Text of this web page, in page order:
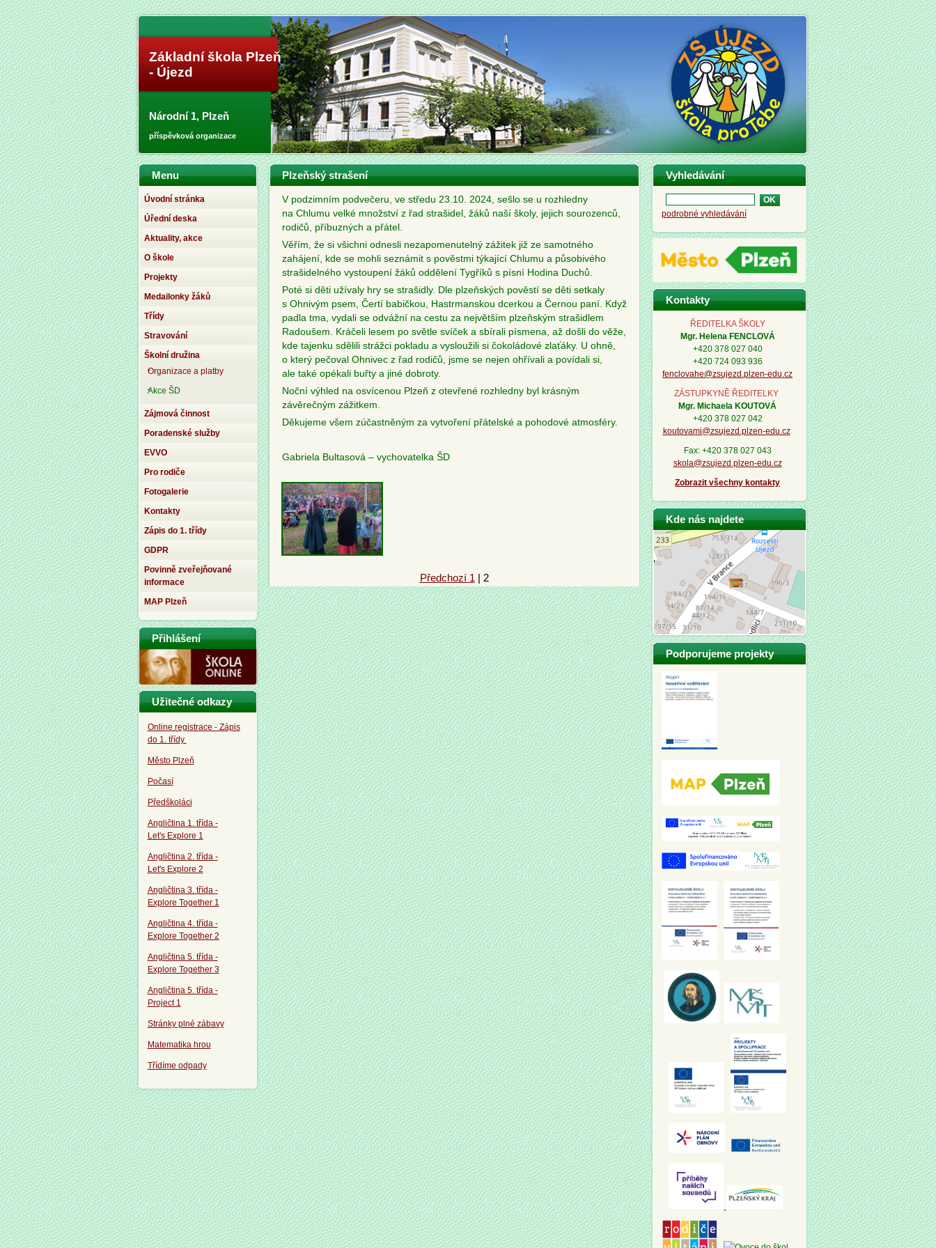
Základní škola Plzeň
- Újezd
Národní 1, Plzeň
příspěvková organizace
Vyhledávání
podrobné vyhledávání
Kontakty
ŘEDITELKA ŠKOLY
Mgr. Helena FENCLOVÁ
+420 378 027 040
+420 724 093 936
fenclovahe@zsujezd.plzen-edu.cz
ZÁSTUPKYNĚ ŘEDITELKY
Mgr. Michaela KOUTOVÁ
+420 378 027 042
koutovami@zsujezd.plzen-edu.cz
Fax: +420 378 027 043
skola@zsujezd.plzen-edu.cz
Zobrazit všechny kontakty
Kde nás najdete
Podporujeme projekty
Plzeňský strašení
V podzimním podvečeru, ve středu 23.10. 2024, sešlo se u rozhledny
na Chlumu velké množství z řad strašidel, žáků naší školy, jejich sourozenců,
rodičů, příbuzných a přátel.
Věřím, že si všichni odnesli nezapomenutelný zážitek již ze samotného
zahájení, kde se mohli seznámit s pověstmi týkající Chlumu a působivého
strašidelného vystoupení žáků oddělení Tygříků s písní Hodina Duchů.
Poté si děti užívaly hry se strašidly. Dle plzeňských pověstí se děti setkaly
s Ohnivým psem, Čertí babičkou, Hastrmanskou dcerkou a Černou paní. Když
padla tma, vydali se odvážní na cestu za největším plzeňským strašidlem
Radoušem. Kráčeli lesem po světle svíček a sbírali písmena, až došli do věže,
kde tajenku sdělili strážci pokladu a vysloužili si čokoládové zlaťáky. U ohně,
o který pečoval Ohnivec z řad rodičů, jsme se nejen ohřívali a povídali si,
ale také opékali buřty a jiné dobroty.
Noční výhled na osvícenou Plzeň z otevřené rozhledny byl krásným
závěrečným zážitkem.
Děkujeme všem zúčastněným za vytvoření přátelské a pohodové atmosféry.
Gabriela Bultasová – vychovatelka ŠD
Předchozí 1 | 2
Menu
Úvodní stránka
Úřední deska
Aktuality, akce
O škole
Projekty
Medailonky žáků
Třídy
Stravování
Školní družina
Organizace a platby
Akce ŠD
Zájmová činnost
Poradenské služby
EVVO
Pro rodiče
Fotogalerie
Kontakty
Zápis do 1. třídy
GDPR
Povinně zveřejňované
informace
MAP Plzeň
Přihlášení
Užitečné odkazy
Online registrace - Zápis
do 1. třídy
Město Plzeň
Počasí
Předškoláci
Angličtina 1. třída -
Let's Explore 1
Angličtina 2. třída -
Let's Explore 2
Angličtina 3. třída -
Explore Together 1
Angličtina 4. třída -
Explore Together 2
Angličtina 5. třída -
Explore Together 3
Angličtina 5. třída -
Project 1
Stránky plné zábavy
Matematika hrou
Třídíme odpady